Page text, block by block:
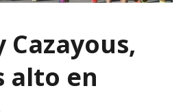
alto en